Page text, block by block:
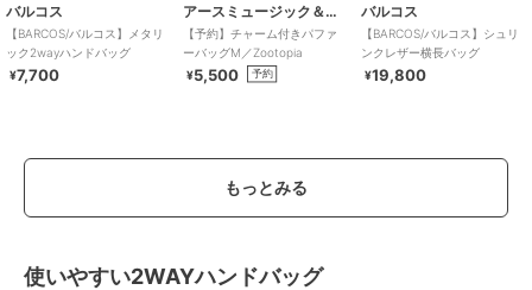
バルコス
【BARCOS/バルコス】メタリ
ック2wayハンドバッグ
¥7,700
アースミュージック＆エコロジー
【予約】チャーム付きパファ
ーバッグM／Zootopia
¥5,500 予約
バルコス
【BARCOS/バルコス】シュリ
ンクレザー横長バッグ
¥19,800
もっとみる
使いやすい2WAYハンドバッグ